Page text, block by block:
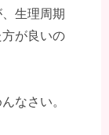
生理周期
が良いの
なさい。